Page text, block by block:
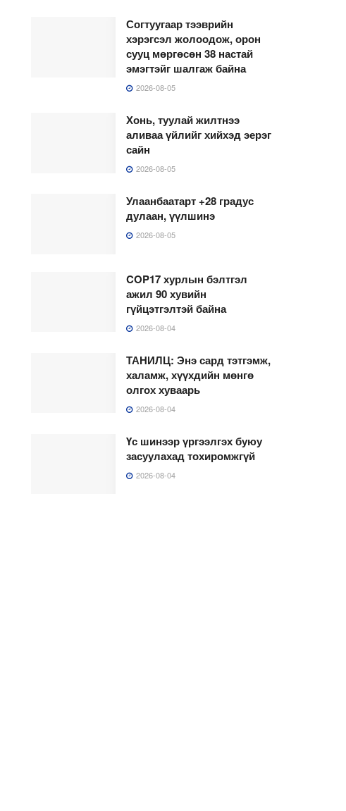
Согтуугаар тээврийн
хэрэгсэл жолоодож, орон
сууц мөргөсөн 38 настай
эмэгтэйг шалгаж байна
2026-08-05
Хонь, туулай жилтнээ
аливаа үйлийг хийхэд эерэг
сайн
2026-08-05
Улаанбаатарт +28 градус
дулаан, үүлшинэ
2026-08-05
COP17 хурлын бэлтгэл
ажил 90 хувийн
гүйцэтгэлтэй байна
2026-08-04
ТАНИЛЦ: Энэ сард тэтгэмж,
халамж, хүүхдийн мөнгө
олгох хуваарь
2026-08-04
Үс шинээр үргээлгэх буюу
засуулахад тохиромжгүй
2026-08-04